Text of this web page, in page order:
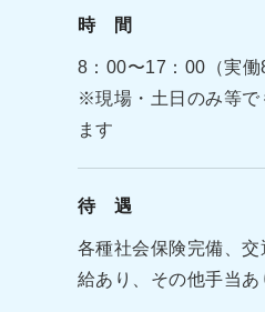
時 間
8：00〜17：00（実働
※現場・土日のみ等で
ます
待 遇
各種社会保険完備、
給あり、その他手当あ